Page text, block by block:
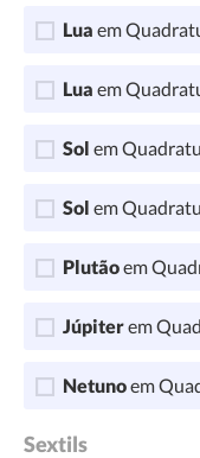
Lua em
Lua em
Sol em
Sol em
Plutãoem
Júpiterem
Netunoem
Sextils